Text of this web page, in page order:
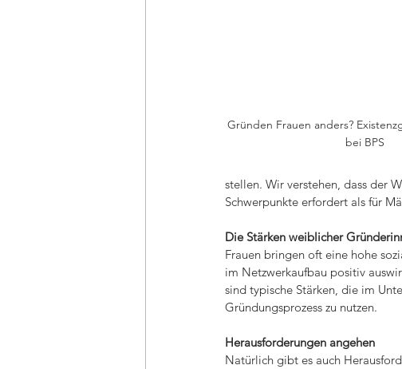
Gründen Frauen anders?
bei BPS
stellen. Wir verstehen, dass der
Schwerpunkte erfordert als für
Die Stärken weiblicher
Frauen bringen oft eine hohe
im Netzwerkaufbau positiv
sind typische Stärken, die im
Gründungsprozess zu nutzen.
Herausforderungen angehen
Natürlich gibt es auch